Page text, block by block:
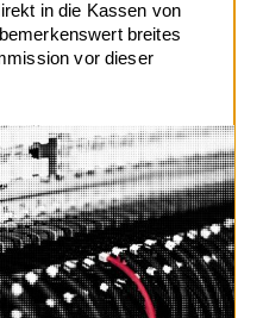
in die Kassen von
breites
vor dieser